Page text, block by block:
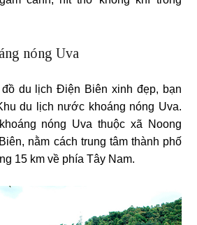
nóng Uva
du lịch Điện Biên xinh đẹp, bạn
du lịch nước khoáng nóng Uva.
nóng Uva thuộc xã Noong
nằm cách trung tâm thành phố
15 km về phía Tây Nam.